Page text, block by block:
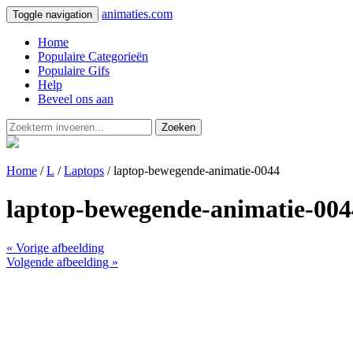
Toggle navigation animaties.com
Home
Populaire Categorieën
Populaire Gifs
Help
Beveel ons aan
Zoeken
Home /L /Laptops / laptop-bewegende-animatie-0044
laptop-bewegende-animatie-
« Vorige afbeelding
Volgende afbeelding »